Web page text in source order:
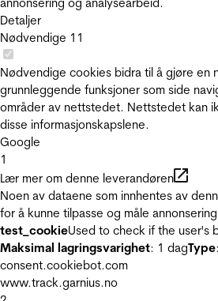
Detaljer
Nødvendige 11
Nødvendige cookies bidra til å gjøre en
grunnleggende funksjoner som side
områder av nettstedet. Nettstedet kan
disse informasjonskapslene.
Google
1
Lær mer om denne leverandøren
Noen av dataene som innhentes av
for å kunne tilpasse og måle
test_cookieUsed to check if the user's
Maksimal lagringsvarighet: 1 dagType
consent.cookiebot.com
www.track.garnius.no